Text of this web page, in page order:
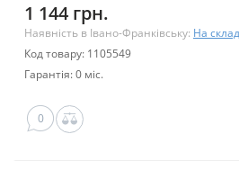
1 144 грн.
Наявність в Івано-Франківську: На
Код товару: 1105549
Гарантія: 0 міс.
0